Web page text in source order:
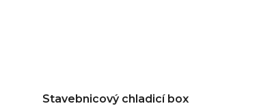
Stavebnicový chladicí box